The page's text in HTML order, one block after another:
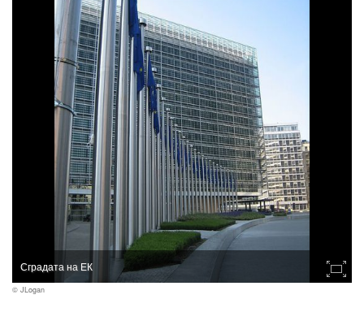
Сградата на ЕК
© JLogan